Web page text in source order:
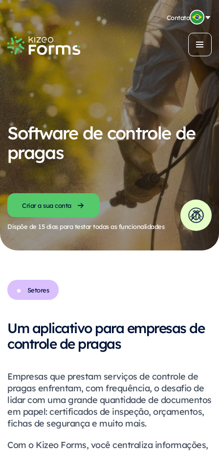
Contato
Software de controle de
pragas
Criar a sua conta
Dispõe de 15 dias para testar todas as funcionalidades
Setores
Um aplicativo para empresas de
controle de pragas
Empresas que prestam serviços de controle de
pragas enfrentam, com frequência, o desafio de
lidar com uma grande quantidade de documentos
em papel: certificados de inspeção, orçamentos,
fichas de segurança e muito mais.
Com o Kizeo Forms, você centraliza informações,